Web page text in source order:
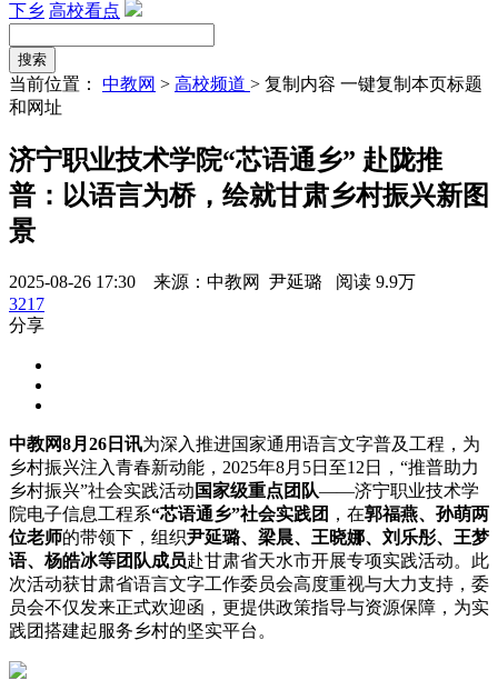
下乡 高校看点
当前位置： 中教网 > 高校频道 > 复制内容 一键复制本页标题
和网址
济宁职业技术学院“芯语通乡” 赴陇推
普：以语言为桥，绘就甘肃乡村振兴新图
景
2025-08-26 17:30 来源：中教网 尹延璐 阅读 9.9万
3217
分享
中教网8月26日讯为深入推进国家通用语言文字普及工程，为
乡村振兴注入青春新动能，2025年8月5日至12日，“推普助力
乡村振兴”社会实践活动 国家级重点团队——济宁职业技术学
院电子信息工程系“芯语通乡”社会实践团 ，在郭福燕、孙萌两
位老师的带领下，组织尹延璐、梁晨、王晓娜、刘乐彤、王梦
语、杨皓冰等团队成员赴甘肃省天水市开展专项实践活动。此
次活动获甘肃省语言文字工作委员会高度重视与大力支持，委
员会不仅发来正式欢迎函，更提供政策指导与资源保障，为实
践团搭建起服务乡村的坚实平台。